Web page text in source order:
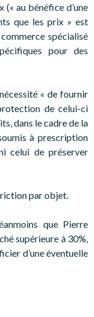
au bénéfice d’une
que les prix » est
spécialisé
pour des
« de fournir
de celui-ci
dans le cadre de la
à prescription
celui de préserver
par objet.
que Pierre
supérieure à 30%,
d’une éventuelle